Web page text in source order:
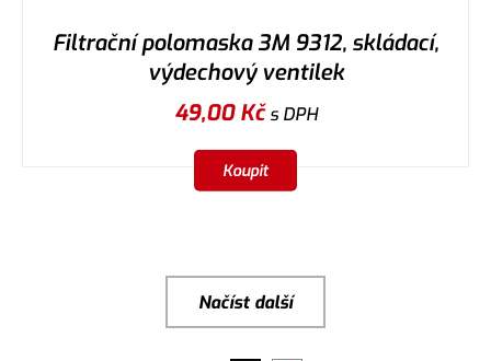
Filtrační polomaska 3M 9312, skládací,
výdechový ventilek
49,00Kčs DPH
Koupit
Načíst další